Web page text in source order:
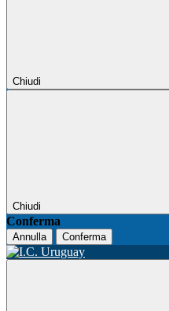
Chiudi
Chiudi
Conferma
Annulla Conferma